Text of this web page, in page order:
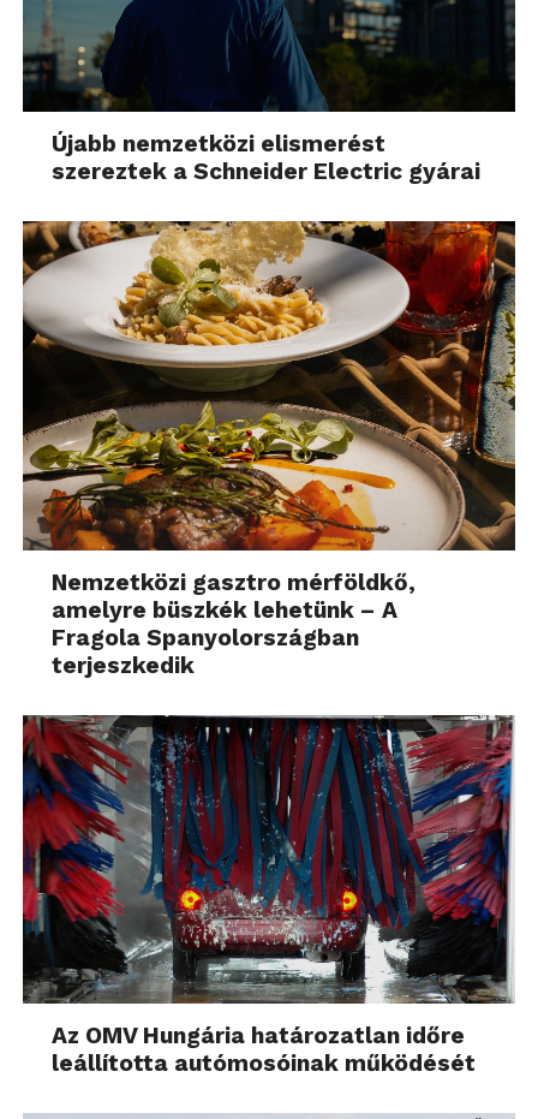
Újabb nemzetközi elismerést
szereztek a Schneider Electric gyárai
Nemzetközi gasztro mérföldkő,
amelyre büszkék lehetünk – A
Fragola Spanyolországban
terjeszkedik
Az OMV Hungária határozatlan időre
leállította autómosóinak működését